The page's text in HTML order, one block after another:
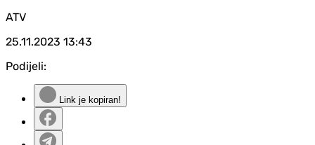
ATV
25.11.2023 13:43
Podijeli:
Link je kopiran!